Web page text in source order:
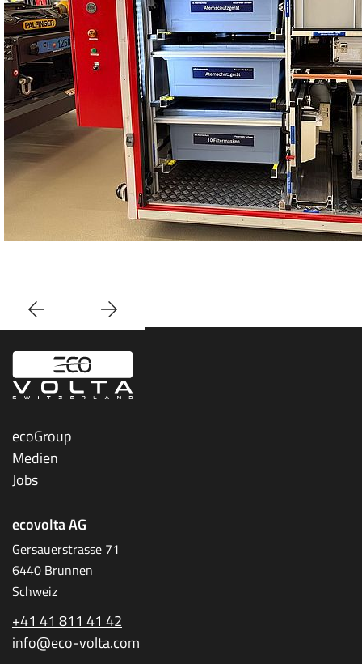
ecoGroup
Medien
Jobs
ecovolta AG
Gersauerstrasse 71
6440 Brunnen
Schweiz
+41 41 811 41 42
info@eco-volta.com